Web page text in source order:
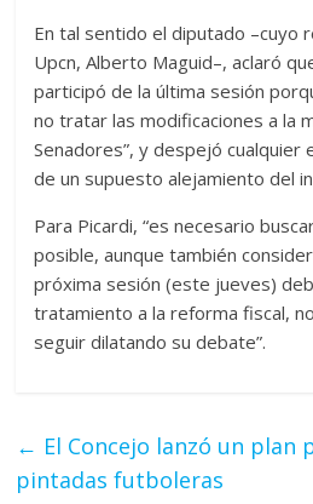
En tal sentido el diputado –cuyo
Upcn, Alberto Maguid–, aclaró
participó de la última sesión
no tratar las modificaciones a la
Senadores”, y despejó cualquier
de un supuesto alejamiento del
Para Picardi, “es necesario
posible, aunque también
próxima sesión (este jueves)
tratamiento a la reforma fiscal,
seguir dilatando su debate”.
← El Concejo lanzó un plan
pintadas futboleras